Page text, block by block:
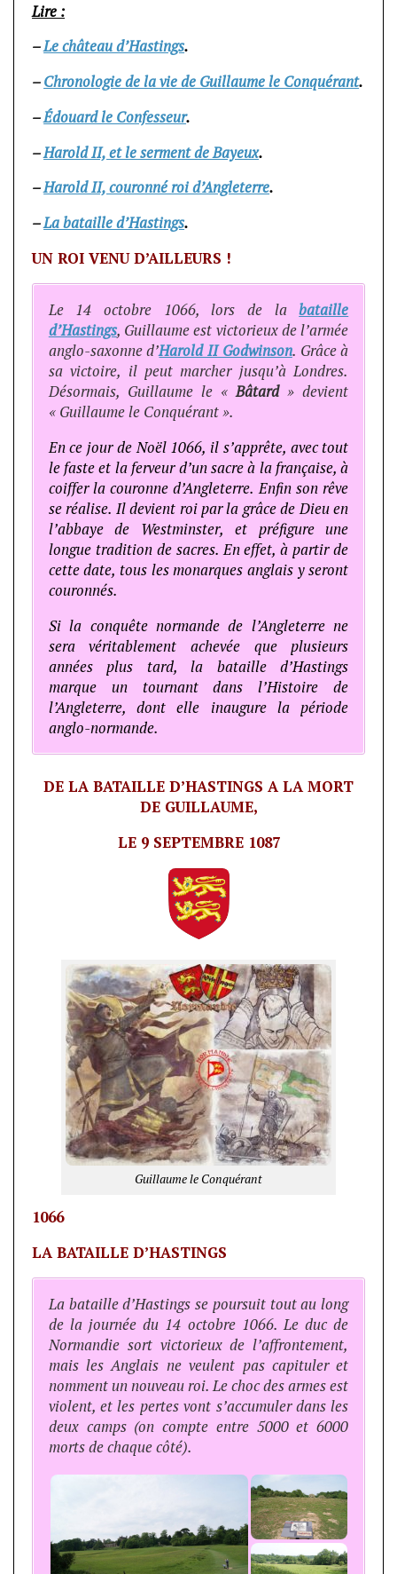
Lire :
–Le château d’Hastings.
–Chronologie de la vie de Guillaume le Conquérant.
–Édouard le Confesseur.
–Harold II, et le serment de Bayeux.
–Harold II, couronné roi d’Angleterre.
–La bataille d’Hastings.
UN ROI VENU D’AILLEURS !
Le 14 octobre 1066, lors de labataille
d’Hastings, Guillaume est victorieux de l’armée
anglo-saxonne d’Harold II Godwinson. Grâce à
sa victoire, il peut marcher jusqu’à Londres.
Désormais, Guillaume le «Bâtard» devient
« Guillaume le Conquérant ».
En ce jour de Noël 1066, il s’apprête, avec tout
le faste et la ferveur d’un sacre à la française, à
coiffer la couronne d’Angleterre. Enfin son rêve
se réalise. Il devient roi par la grâce de Dieu en
l’abbaye de Westminster, et préfigure une
longue tradition de sacres. En effet, à partir de
cette date, tous les monarques anglais y seront
couronnés.
Si la conquête normande de l’Angleterre ne
sera véritablement achevée que plusieurs
années plus tard, la bataille d’Hastings
marque un tournant dans l’Histoire de
l’Angleterre, dont elle inaugure la période
anglo-normande.
DE LA BATAILLE D’HASTINGS A LA MORT
DE GUILLAUME,
LE 9 SEPTEMBRE 1087
Guillaume le Conquérant
1066
LA BATAILLE D’HASTINGS
La bataille d’Hastings se poursuit tout au long
de la journée du 14 octobre 1066. Le duc de
Normandie sort victorieux de l’affrontement,
mais les Anglais ne veulent pas capituler et
nomment un nouveau roi. Le choc des armes est
violent, et les pertes vont s’accumuler dans les
deux camps (on compte entre 5000 et 6000
morts de chaque côté).